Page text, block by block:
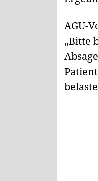
AGU-
„Bitte